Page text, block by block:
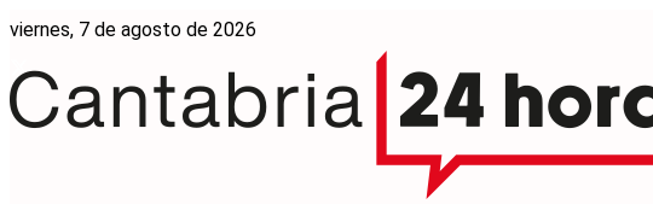
viernes, 7 de agosto de 2026